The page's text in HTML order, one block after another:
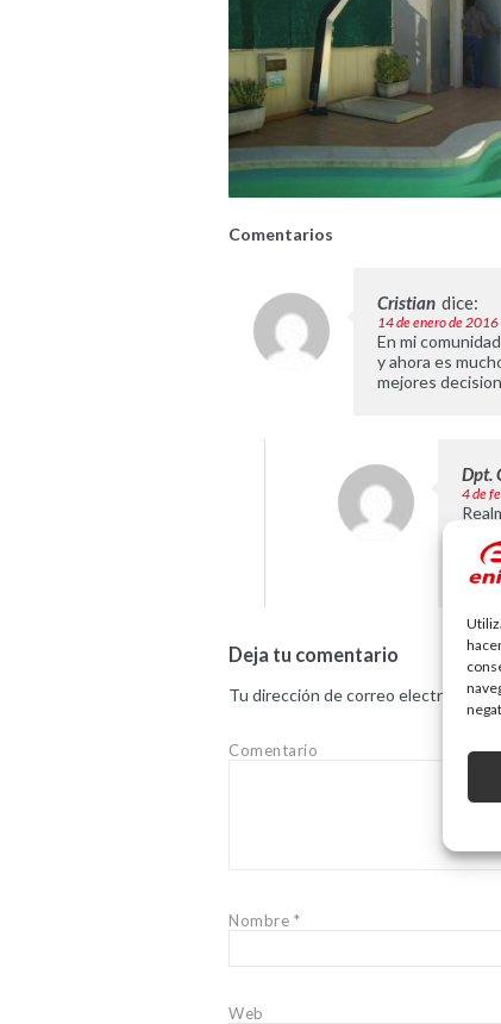
Comentarios
Cristian dice:
14 de enero de
En mi
y ahora es
mejores
Dpt.
4 de
Deja tu comentario
Tu dirección de correo electrónico
Comentario
Nombre *
Web